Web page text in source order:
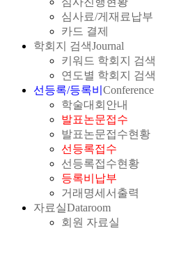
심사료/게재료납부
카드 결제
학회지 검색Journal
키워드 학회지 검색
연도별 학회지 검색
선등록/등록비 Conference
학술대회안내
발표논문접수
발표논문접수현황
선등록접수
선등록접수현황
등록비납부
거래명세서출력
자료실Dataroom
회원 자료실